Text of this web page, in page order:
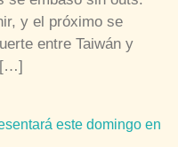
y el próximo se
entre Taiwán y
[…]
este domingo en